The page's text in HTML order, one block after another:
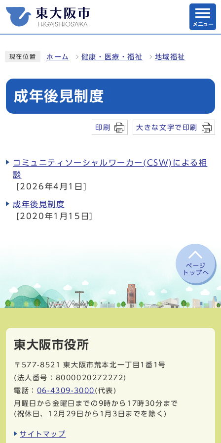
メニュー
現在位置 ホーム 健康・医療・福祉 地域福祉
成年後見制度
印刷 大きな文字で印刷
コミュニティソーシャルワーカー(CSW)による相
談
[2026年4月1日]
成年後見制度
[2020年1月15日]
ページ
トップへ
東大阪市役所
〒577-8521
東大阪市荒本北一丁目1番1号
(法人番号：8000020272272)
電話： 06-4309-3000 (代表)
月曜日から金曜日までの9時から17時30分まで
(祝休日、12月29日から1月3日までを除く)
サイトマップ